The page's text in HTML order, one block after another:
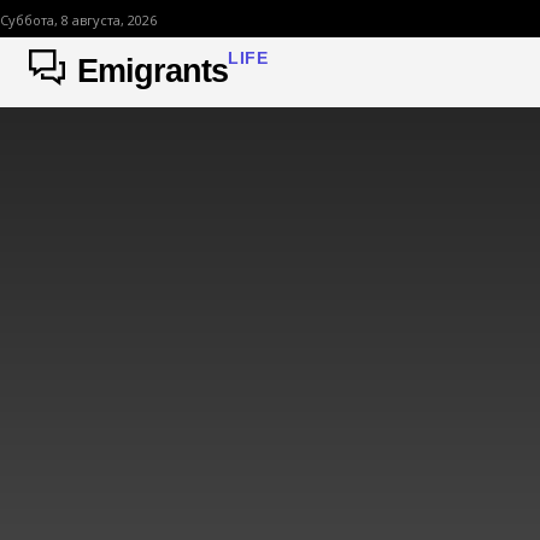
Суббота, 8 августа, 2026
EmigrantsLIFE